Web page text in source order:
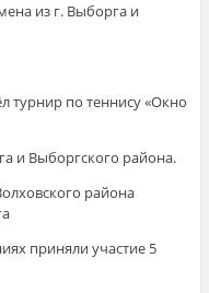
из г. Выборга и
турнир по теннису «Окно
и Выборгского района.
района
приняли участие 5